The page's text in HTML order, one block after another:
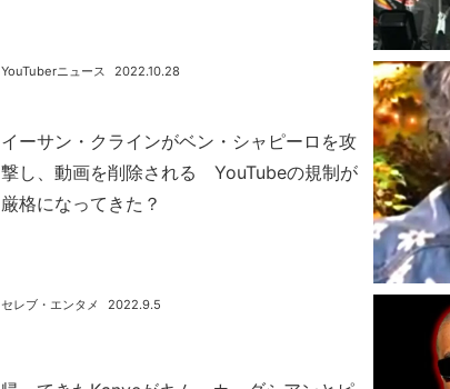
イーサン・クラインがベン・シャピーロを攻
撃し、動画を削除される YouTubeの規制が
厳格になってきた？
2022.10.28
YouTuberニュース
2022.9.5
セレブ・エンタメ